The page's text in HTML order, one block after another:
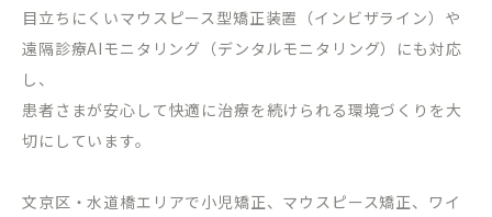
目立ちにくいマウスピース型矯正装置（インビザライン）や
遠隔診療AIモニタリング（デンタルモニタリング）にも対応
し、
患者さまが安心して快適に治療を続けられる環境づくりを大
切にしています。
文京区・水道橋エリアで小児矯正、マウスピース矯正、ワイ